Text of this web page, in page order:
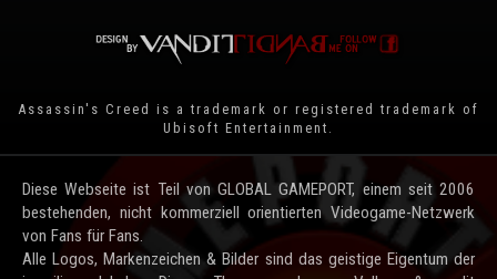
Assassin's Creed is a trademark or registered trademark of
Ubisoft Entertainment
Diese Webseite ist Teil von GLOBAL GAMEPORT, einem seit 2006
bestehenden, nicht kommerziell orientierten Videogame-Netzwerk
von Fans für Fans.
Alle Logos, Markenzeichen & Bilder sind das geistige Eigentum der